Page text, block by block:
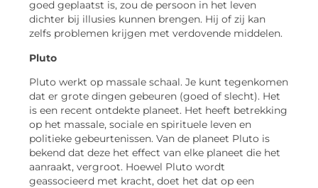
goed geplaatst is, zou de persoon in het leven
dichter bij illusies kunnen brengen. Hij of zij kan
zelfs problemen krijgen met verdovende middelen.
Pluto
Pluto werkt op massale schaal. Je kunt tegenkomen
dat er grote dingen gebeuren (goed of slecht). Het
is een recent ontdekte planeet. Het heeft betrekking
op het massale, sociale en spirituele leven en
politieke gebeurtenissen. Van de planeet Pluto is
bekend dat deze het effect van elke planeet die het
aanraakt, vergroot. Hoewel Pluto wordt
geassocieerd met kracht, doet het dat op een